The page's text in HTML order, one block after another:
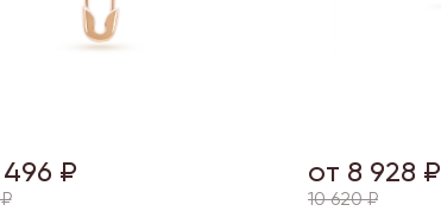
₽ от 8 928 ₽
10 620 ₽